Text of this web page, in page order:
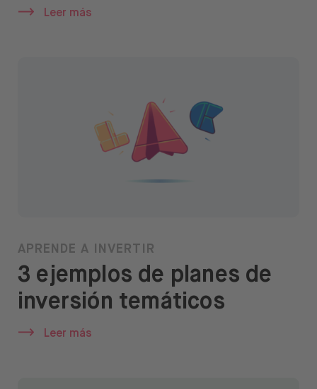
Leer más
APRENDE A INVERTIR
3 ejemplos de planes de
inversión temáticos
Leer más